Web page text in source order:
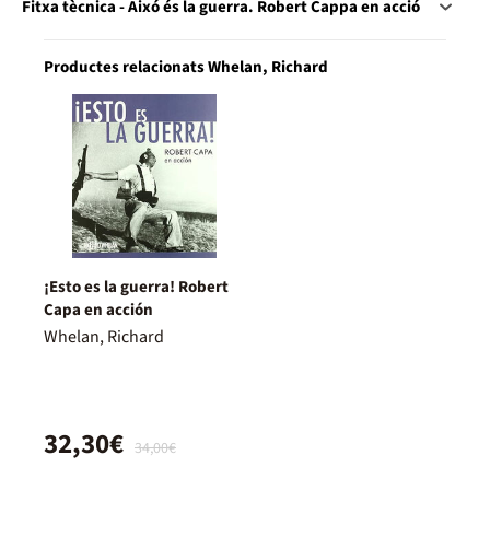
Fitxa tècnica - Aixó és la guerra. Robert Cappa en acció
Productes relacionats Whelan, Richard
¡Esto es la guerra! Robert
Capa en acción
Whelan, Richard
34,00€
32,30€